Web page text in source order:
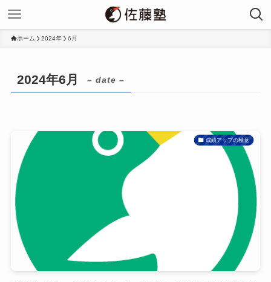
ホーム 2024年 6月
2024年6月 – date –
成績アップの極意